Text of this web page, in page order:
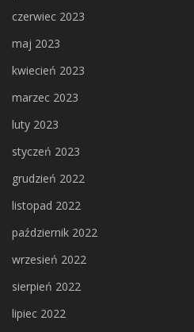
czerwiec 2023
maj 2023
kwiecień 2023
marzec 2023
luty 2023
styczeń 2023
grudzień 2022
listopad 2022
październik 2022
wrzesień 2022
sierpień 2022
lipiec 2022